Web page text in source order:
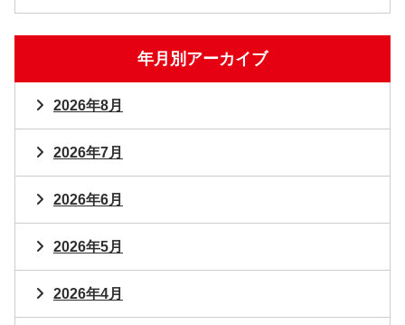
年月別アーカイブ
2026年8月
2026年7月
2026年6月
2026年5月
2026年4月